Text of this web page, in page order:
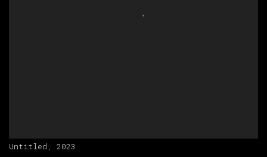
Untitled, 2023